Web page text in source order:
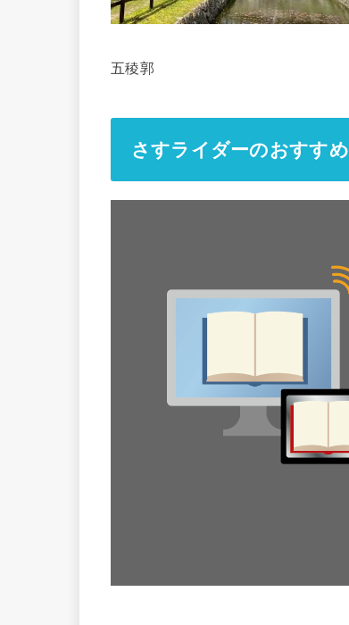
五稜郭
さすライダーのおすす